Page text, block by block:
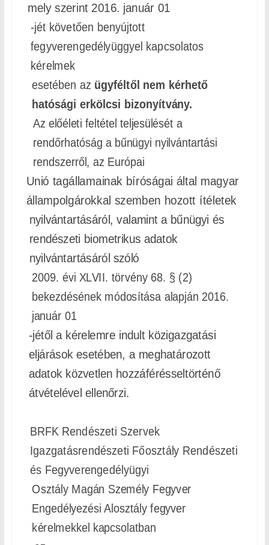
mely szerint 2016. január 01
-jét követően benyújtott
fegyverengedélyüggyel kapcsolatos
kérelmek
esetében az ügyféltől nem kérhető
hatósági erkölcsi bizonyítvány.
Az előéleti feltétel teljesülését a
rendőrhatóság a bűnügyi nyilvántartási
rendszerről, az Európai
Unió tagállamainak bíróságai által magyar
állampolgárokkal szemben hozott ítéletek
nyilvántartásáról, valamint a bűnügyi és
rendészeti biometrikus adatok
nyilvántartásáról szóló
2009. évi XLVII. törvény 68. § (2)
bekezdésének módosítása alapján 2016.
január 01
-jétől a kérelemre indult közigazgatási
eljárások esetében, a meghatározott
adatok közvetlen hozzáférésseltörténő
átvételével ellenőrzi.
BRFK Rendészeti Szervek
Igazgatásrendészeti Főosztály Rendészeti
és Fegyverengedélyügyi
Osztály Magán Személy Fegyver
Engedélyezési Alosztály fegyver
kérelmekkel kapcsolatban